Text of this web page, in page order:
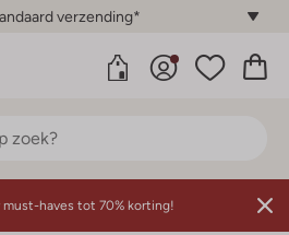
verzending*
must-haves tot 70% korting!